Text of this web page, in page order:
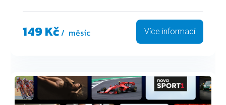
149 Kč/ měsíc Více informací